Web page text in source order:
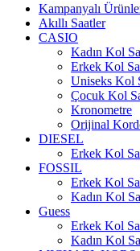
Kampanyalı
Akıllı Saatler
CASIO
Kadın Kol
Erkek Kol
Uniseks Kol
Çocuk Kol
Kronometre
Orijinal
DIESEL
Erkek Kol
FOSSIL
Erkek Kol
Kadın Kol
Guess
Erkek Kol
Kadın Kol